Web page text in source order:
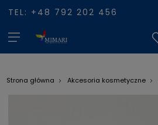
TEL: +48 792 202 456
Strona główna Akcesoria kosmetyczne